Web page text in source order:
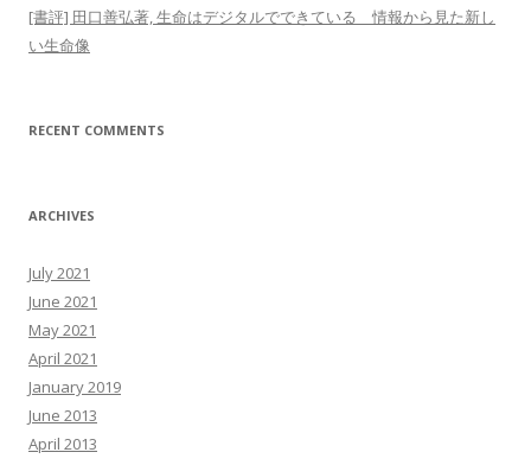
[書評] 田口善弘著, 生命はデジタルでできている 情報から見た新し
い生命像
RECENT COMMENTS
ARCHIVES
July 2021
June 2021
May 2021
April 2021
January 2019
June 2013
April 2013